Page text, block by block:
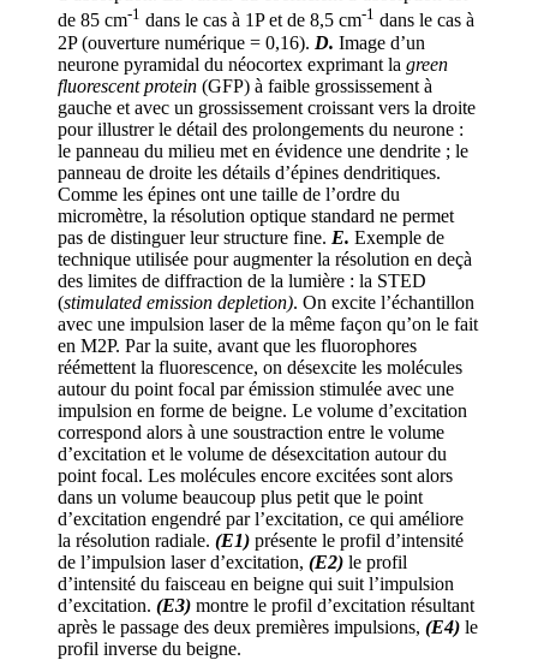
de 85 cm-1 dans le cas à 1P et de 8,5 cm-1 dans le cas à
2P (ouverture numérique = 0,16). D. Image d’un
neurone pyramidal du néocortex exprimant la green
fluorescent protein (GFP) à faible grossissement à
gauche et avec un grossissement croissant vers la droite
pour illustrer le détail des prolongements du neurone :
le panneau du milieu met en évidence une dendrite ; le
panneau de droite les détails d’épines dendritiques.
Comme les épines ont une taille de l’ordre du
micromètre, la résolution optique standard ne permet
pas de distinguer leur structure fine. E. Exemple de
technique utilisée pour augmenter la résolution en deçà
des limites de diffraction de la lumière : la STED
(stimulated emission depletion). On excite l’échantillon
avec une impulsion laser de la même façon qu’on le fait
en M2P. Par la suite, avant que les fluorophores
réémettent la fluorescence, on désexcite les molécules
autour du point focal par émission stimulée avec une
impulsion en forme de beigne. Le volume d’excitation
correspond alors à une soustraction entre le volume
d’excitation et le volume de désexcitation autour du
point focal. Les molécules encore excitées sont alors
dans un volume beaucoup plus petit que le point
d’excitation engendré par l’excitation, ce qui améliore
la résolution radiale. (E1) présente le profil d’intensité
de l’impulsion laser d’excitation, (E2) le profil
d’intensité du faisceau en beigne qui suit l’impulsion
d’excitation. (E3) montre le profil d’excitation résultant
après le passage des deux premières impulsions, (E4) le
profil inverse du beigne.